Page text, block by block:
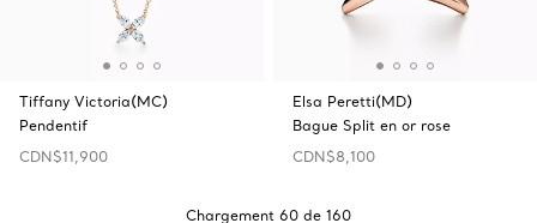
Tiffany Victoria(MC)
Pendentif
CDN$11,900
Elsa Peretti(MD)
Bague Split en or rose
CDN$8,100
Chargement 60 de 160